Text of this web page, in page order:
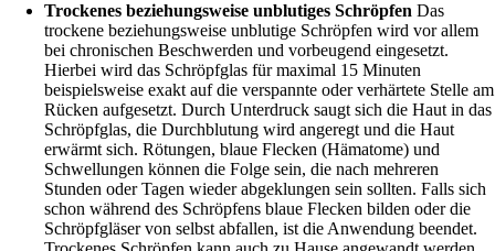
Trockenes beziehungsweise unblutiges Schröpfen Das
trockene beziehungsweise unblutige Schröpfen wird vor allem
bei chronischen Beschwerden und vorbeugend eingesetzt.
Hierbei wird das Schröpfglas für maximal 15 Minuten
beispielsweise exakt auf die verspannte oder verhärtete Stelle am
Rücken aufgesetzt. Durch Unterdruck saugt sich die Haut in das
Schröpfglas, die Durchblutung wird angeregt und die Haut
erwärmt sich. Rötungen, blaue Flecken (Hämatome) und
Schwellungen können die Folge sein, die nach mehreren
Stunden oder Tagen wieder abgeklungen sein sollten. Falls sich
schon während des Schröpfens blaue Flecken bilden oder die
Schröpfgläser von selbst abfallen, ist die Anwendung beendet.